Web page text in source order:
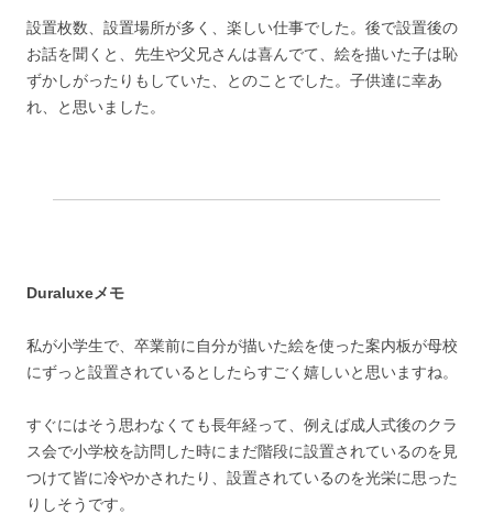
設置枚数、設置場所が多く、楽しい仕事でした。後で設置後の
お話を聞くと、先生や父兄さんは喜んでて、絵を描いた子は恥
ずかしがったりもしていた、とのことでした。子供達に幸あ
れ、と思いました。
Duraluxeメモ
私が小学生で、卒業前に自分が描いた絵を使った案内板が母校
にずっと設置されているとしたらすごく嬉しいと思いますね。
すぐにはそう思わなくても長年経って、例えば成人式後のクラ
ス会で小学校を訪問した時にまだ階段に設置されているのを見
つけて皆に冷やかされたり、設置されているのを光栄に思った
りしそうです。